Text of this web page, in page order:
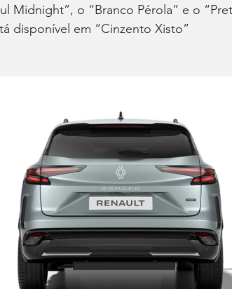
Midnight”, o “Branco Pérola” e o
disponível em “Cinzento Xisto”